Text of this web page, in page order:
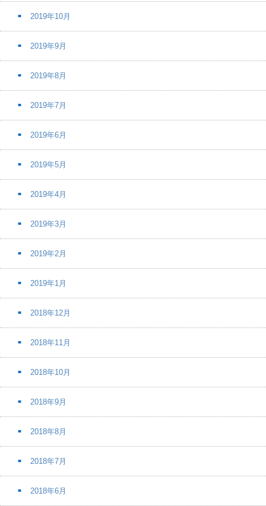
2019年10月
2019年9月
2019年8月
2019年7月
2019年6月
2019年5月
2019年4月
2019年3月
2019年2月
2019年1月
2018年12月
2018年11月
2018年10月
2018年9月
2018年8月
2018年7月
2018年6月